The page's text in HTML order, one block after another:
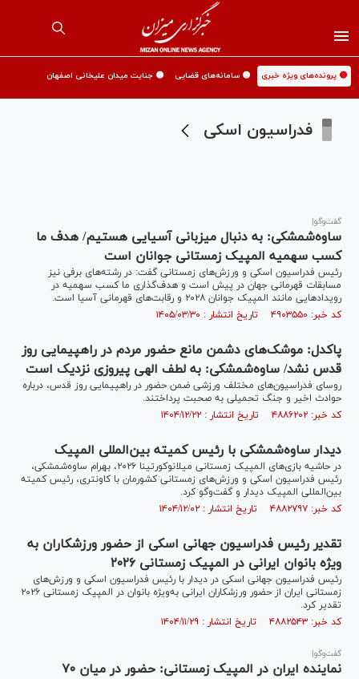
🟡 پرونده‌های ویژه خبری 🟡 سامانه‌های قضایی 🟡 جنایت میدان علیخانی اصفهان
فدراسیون اسکی
گفت‌و‌گو‌|
ساوه‌شمشکی: به دنبال میزبانی آسیایی هستیم/ هدف ما
کسب سهمیه المپیک زمستانی جوانان است
رئیس فدراسیون اسکی و ورزش‌های زمستانی گفت: در رشته‌های برفی نیز
مسابقات قهرمانی جهان در پیش است و هدف‌گذاری ما کسب سهمیه در
رویداد‌هایی مانند المپیک جوانان ۲۰۲۸ و رقابت‌های قهرمانی آسیا است.
کد خبر: ۴۹۰۳۵۵۰ تاریخ انتشار : ۱۴۰۵/۰۳/۳۰
پاکدل: موشک‌های دشمن مانع حضور مردم در راهپیمایی روز
قدس نشد/ ساوه‌شمشکی: به لطف الهی پیروزی نزدیک است
روسای فدراسیون‌های مختلف ورزشی ضمن حضور در راهپیمایی روز قدس، درباره
حوادث اخیر و جنگ تحمیلی به صحبت پرداختند.
کد خبر: ۴۸۸۶۲۰۲ تاریخ انتشار : ۱۴۰۴/۱۲/۲۲
دیدار ساوه‌شمشکی با رئیس کمیته بین‌المللی المپیک
در حاشیه بازی‌های المپیک زمستانی میلانوکورتینا ۲۰۲۶، بهرام ساوه‌شمشکی،
رئیس فدراسیون اسکی و ورزش‌های زمستانی کشورمان با کاونتری، رئیس کمیته
بین‌المللی المپیک دیدار و گفت‌و‌گو کرد.
کد خبر: ۴۸۸۲۷۹۷ تاریخ انتشار : ۱۴۰۴/۱۲/۰۲
تقدیر رئیس فدراسیون جهانی اسکی از حضور ورزشکاران به
ویژه بانوان ایرانی در المپیک زمستانی ۲۰۲۶
رئیس فدراسیون جهانی اسکی در دیدار با رئیس فدراسیون اسکی و ورزش‌های
زمستانی ایران از حضور ورزشکاران ایرانی به‌ویژه بانوان در المپیک زمستانی ۲۰۲۶
تقدیر کرد.
کد خبر: ۴۸۸۲۵۴۳ تاریخ انتشار : ۱۴۰۴/۱۱/۲۹
گفت‌و‌گو|
نماینده ایران در المپیک زمستانی: حضور در میان ۷۰